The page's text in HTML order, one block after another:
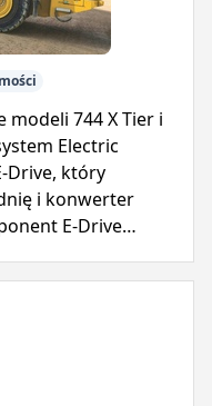
modeli 744 X Tier i
Electric
Drive, który
i konwerter
E-Drive